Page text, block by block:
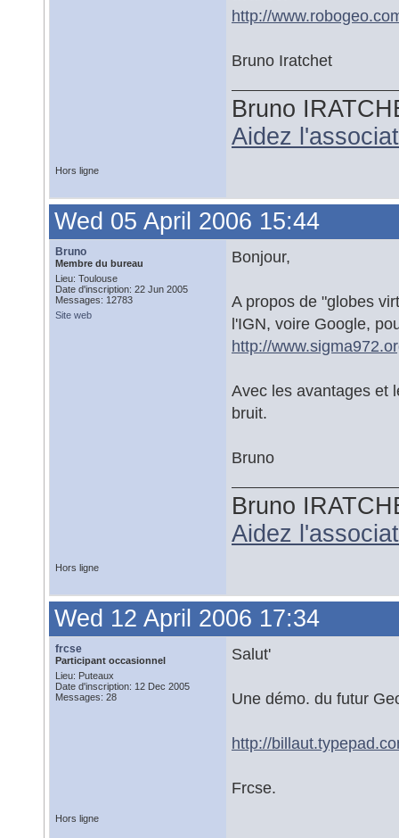
http://
Bruno Iratchet
Bruno
Aidez
Hors ligne
Wed 05 April 2006 15:44
Bruno
Membre du bureau
Lieu: Toulouse
Date d'inscription: 22 Jun 2005
Messages: 12783
Site web
Bonjour,
A propos de "globes
l'IGN, voire Google,
http://
Avec les avantages et
bruit.
Bruno
Bruno
Aidez
Hors ligne
Wed 12 April 2006 17:34
frcse
Participant occasionnel
Lieu: Puteaux
Date d'inscription: 12 Dec 2005
Messages: 28
Salut'
Une démo. du futur
http://
Frcse.
Hors ligne